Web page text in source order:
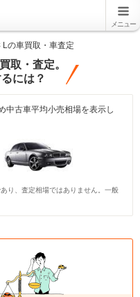
メニュー
の車買取・車査定
取・査定。
には？
中古車平均小売相場を表示し
り、査定相場ではありません。一般